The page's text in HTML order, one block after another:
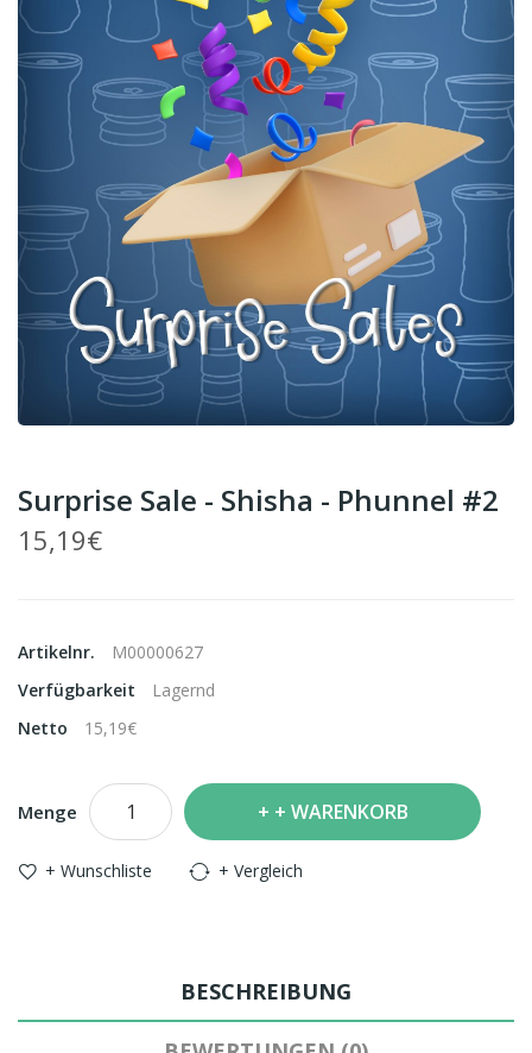
Surprise Sale - Shisha - Phunnel #2
15,19€
Artikelnr.
M00000627
Verfügbarkeit
Lagernd
Netto
15,19€
Menge + WARENKORB
+ Wunschliste + Vergleich
BESCHREIBUNG